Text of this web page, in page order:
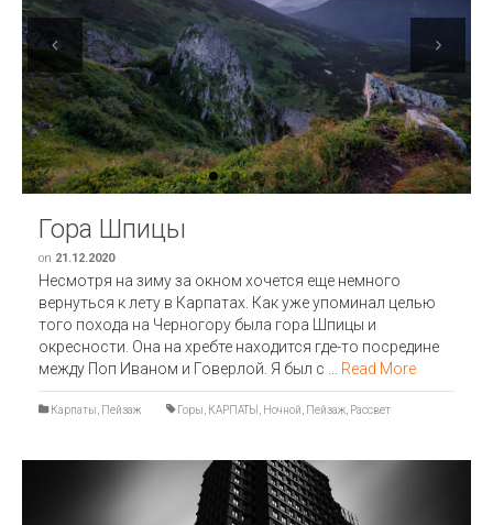
Previous Next
Гора Шпицы
on 21.12.2020
Несмотря на зиму за окном хочется еще немного
вернуться к лету в Карпатах. Как уже упоминал целью
того похода на Черногору была гора Шпицы и
окресности. Она на хребте находится где-то посредине
между Поп Иваном и Говерлой. Я был с … Read More
Карпаты Пейзаж Горы КАРПАТЫ Ночной Пейзаж Рассвет